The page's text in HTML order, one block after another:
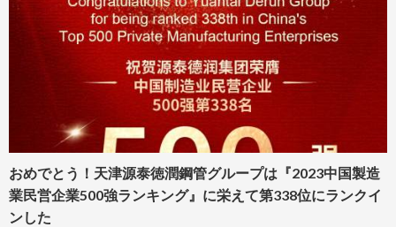
おめでとう！天津源泰徳潤鋼管グループは『2023中国製造
業民営企業500強ランキング』に栄えて第338位にランクイ
ンした